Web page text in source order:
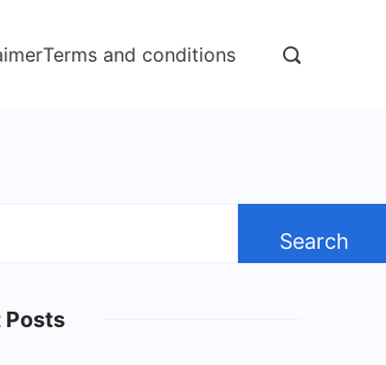
Terms and conditions
Posts